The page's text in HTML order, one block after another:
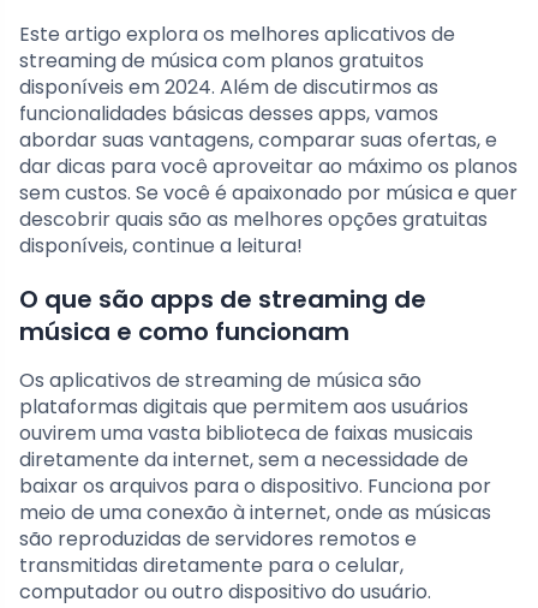
Este artigo explora os melhores aplicativos de
streaming de música com planos gratuitos
disponíveis em 2024. Além de discutirmos as
funcionalidades básicas desses apps, vamos
abordar suas vantagens, comparar suas ofertas, e
dar dicas para você aproveitar ao máximo os planos
sem custos. Se você é apaixonado por música e quer
descobrir quais são as melhores opções gratuitas
disponíveis, continue a leitura!
O que são apps de streaming de
música e como funcionam
Os aplicativos de streaming de música são
plataformas digitais que permitem aos usuários
ouvirem uma vasta biblioteca de faixas musicais
diretamente da internet, sem a necessidade de
baixar os arquivos para o dispositivo. Funciona por
meio de uma conexão à internet, onde as músicas
são reproduzidas de servidores remotos e
transmitidas diretamente para o celular,
computador ou outro dispositivo do usuário.